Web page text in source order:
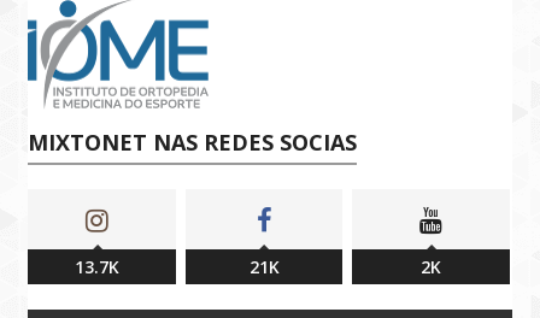
MIXTONET NAS REDES SOCIAS
13.7K 21K 2K